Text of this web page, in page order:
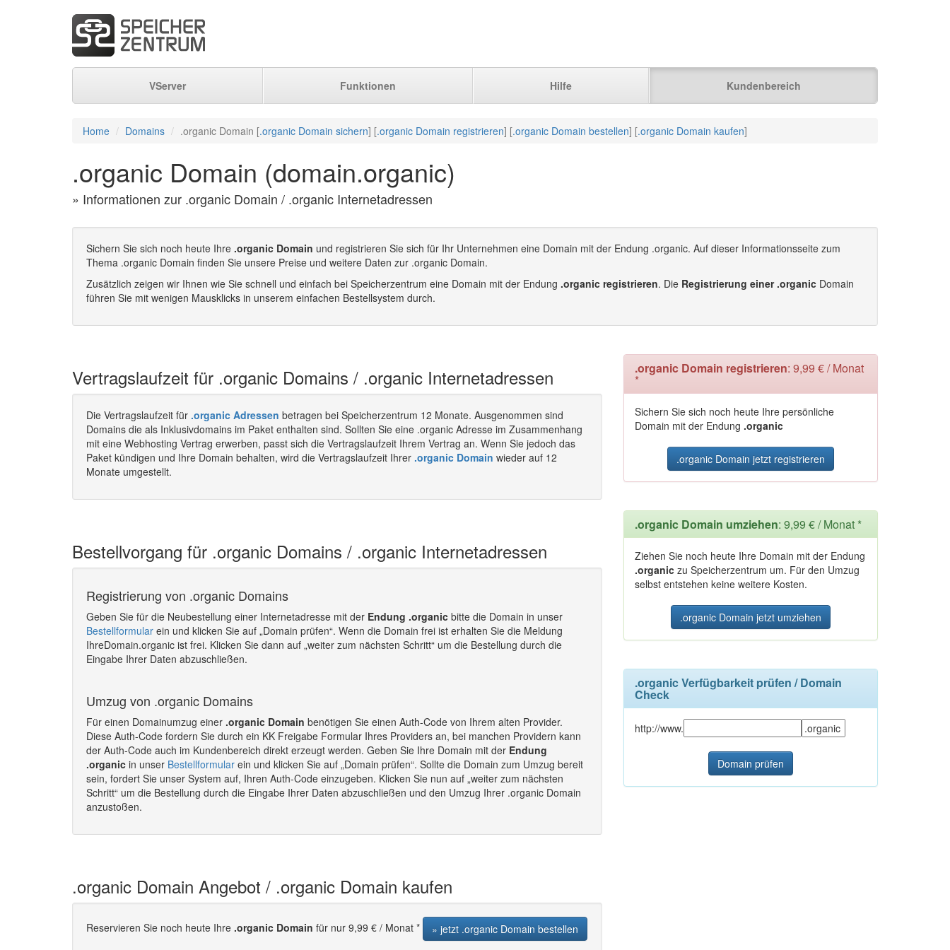
VServer Funktionen Hilfe Kundenbereich
Home Domains .organic Domain [.organic Domain sichern] [.organic Domain registrieren] [.organic Domain bestellen] [.organic Domain kaufen]
.organic Domain (domain.organic)
» Informationen zur .organic Domain / .organic Internetadressen
Sichern Sie sich noch heute Ihre .organic Domain und registrieren Sie sich für Ihr Unternehmen eine Domain mit der Endung .organic. Auf dieser Informationsseite zum
Thema .organic Domain finden Sie unsere Preise und weitere Daten zur .organic Domain.
Zusätzlich zeigen wir Ihnen wie Sie schnell und einfach bei Speicherzentrum eine Domain mit der Endung .organic registrieren. Die Registrierung einer .organic Domain
führen Sie mit wenigen Mausklicks in unserem einfachen Bestellsystem durch.
Vertragslaufzeit für .organic Domains / .organic Internetadressen
Die Vertragslaufzeit für .organic Adressen betragen bei Speicherzentrum 12 Monate. Ausgenommen sind
Domains die als Inklusivdomains im Paket enthalten sind. Sollten Sie eine .organic Adresse im Zusammenhang
mit eine Webhosting Vertrag erwerben, passt sich die Vertragslaufzeit Ihrem Vertrag an. Wenn Sie jedoch das
Paket kündigen und Ihre Domain behalten, wird die Vertragslaufzeit Ihrer .organic Domain wieder auf 12
Monate umgestellt.
Bestellvorgang für .organic Domains / .organic Internetadressen
Registrierung von .organic Domains
Geben Sie für die Neubestellung einer Internetadresse mit der Endung .organic bitte die Domain in unser
Bestellformular ein und klicken Sie auf „Domain prüfen“. Wenn die Domain frei ist erhalten Sie die Meldung
IhreDomain.organic ist frei. Klicken Sie dann auf „weiter zum nächsten Schritt“ um die Bestellung durch die
Eingabe Ihrer Daten abzuschließen.
Umzug von .organic Domains
Für einen Domainumzug einer .organic Domain benötigen Sie einen Auth-Code von Ihrem alten Provider.
Diese Auth-Code fordern Sie durch ein KK Freigabe Formular Ihres Providers an, bei manchen Providern kann
der Auth-Code auch im Kundenbereich direkt erzeugt werden. Geben Sie Ihre Domain mit der Endung
.organic in unser Bestellformular ein und klicken Sie auf „Domain prüfen“. Sollte die Domain zum Umzug bereit
sein, fordert Sie unser System auf, Ihren Auth-Code einzugeben. Klicken Sie nun auf „weiter zum nächsten
Schritt“ um die Bestellung durch die Eingabe Ihrer Daten abzuschließen und den Umzug Ihrer .organic Domain
anzustoßen.
.organic Domain Angebot / .organic Domain kaufen
Reservieren Sie noch heute Ihre .organic Domain für nur 9,99 € / Monat * » jetzt .organic Domain bestellen
.organic Domain registrieren: 9,99 € / Monat
*
Sichern Sie sich noch heute Ihre persönliche
Domain mit der Endung .organic
.organic Domain jetzt registrieren
.organic Domain umziehen: 9,99 € / Monat *
Ziehen Sie noch heute Ihre Domain mit der Endung
.organic zu Speicherzentrum um. Für den Umzug
selbst entstehen keine weitere Kosten.
.organic Domain jetzt umziehen
.organic Verfügbarkeit prüfen / Domain
Check
http://www.